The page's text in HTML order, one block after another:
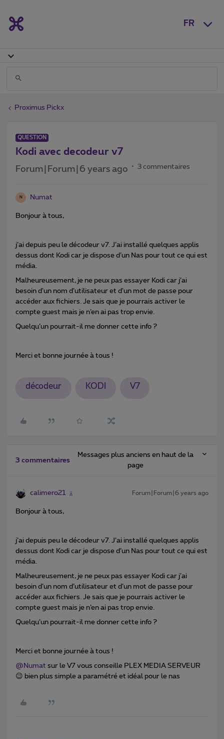
FR
Proximus Pickx
QUESTION
Kodi avec decodeur v7
Forum|Forum|6 years ago 3 commentaires
N Numat
Bonjour à tous,
j’ai depuis peu le décodeur v7. J’ai installé quelques applis
dessus dont Kodi car je dispose d’un Nas pour tout ce qui est
média.
Malheureusement, je ne peux pas essayer Kodi car j’ai
besoin d’un nom d’utilisateur et d’un mot de passe pour
accéder aux fichiers. Je sais que je pourrais activer le
compte guest mais je n’en ai pas trop envie.
Quelqu’un pourrait-il me donner cette info ?
Merci et bonne journée à tous !
décodeur KODI V7
3 commentaires
Messages plus anciens en haut de la
page
calimero21 Forum|Forum|6 years ago
Bonjour à tous,
j’ai depuis peu le décodeur v7. J’ai installé quelques applis
dessus dont Kodi car je dispose d’un Nas pour tout ce qui est
média.
Malheureusement, je ne peux pas essayer Kodi car j’ai
besoin d’un nom d’utilisateur et d’un mot de passe pour
accéder aux fichiers. Je sais que je pourrais activer le
compte guest mais je n’en ai pas trop envie.
Quelqu’un pourrait-il me donner cette info ?
Merci et bonne journée à tous !
@Numat sur le V7 vous conseille PLEX MEDIA SERVEUR
😉 bien plus simple a paramétré et idéal pour le nas